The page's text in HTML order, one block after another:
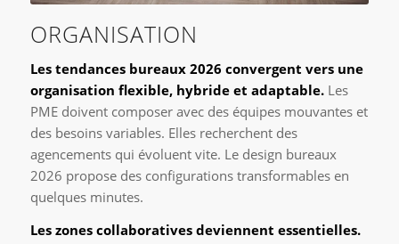
ORGANISATION
Les tendances bureaux 2026 convergent vers une
organisation flexible, hybride et adaptable.Les
PME doivent composer avec des équipes mouvantes et
des besoins variables. Elles recherchent des
agencements qui évoluent vite. Le design bureaux
2026 propose des configurations transformables en
quelques minutes.
Les zones collaboratives deviennent essentielles.